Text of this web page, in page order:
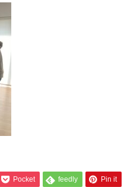
Pocket feedly Pin it